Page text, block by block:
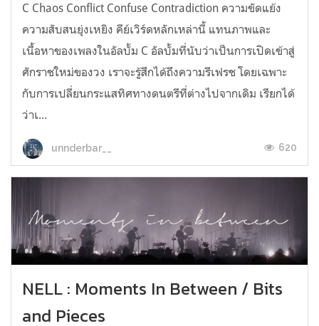
C Chaos Conflict Confuse Contradiction ความขัดแย้ง
ความสับสนยุ่งเหยิง คีย์เวิร์ดหลักเหล่านี้ แทนภาพและ
เนื้อหาของเพลงในอัลบั้ม C อัลบั้มที่นับว่าเป็นการเปิดเข้าสู่
ศักราชใหม่ของวง เราจะรู้สึกได้ถึงความรีเฟรช โดยเฉพาะ
กับการเปลี่ยนกระแสทิศทางดนตรีที่ต่างไปจากเดิม เรียกได้
ว่าเ...
unnderbar__ 620
NELL : Moments In Between / Bits
and Pieces